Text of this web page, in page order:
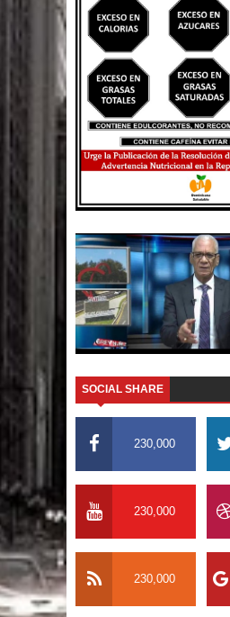
Poder Ejecutivo
modificaciones al
Diputado Félix
reveló que con
Complementario
país con 3,500
El PRM tendrá
domingo una
SOCIAL SHARE
230,000
230,000
230,000